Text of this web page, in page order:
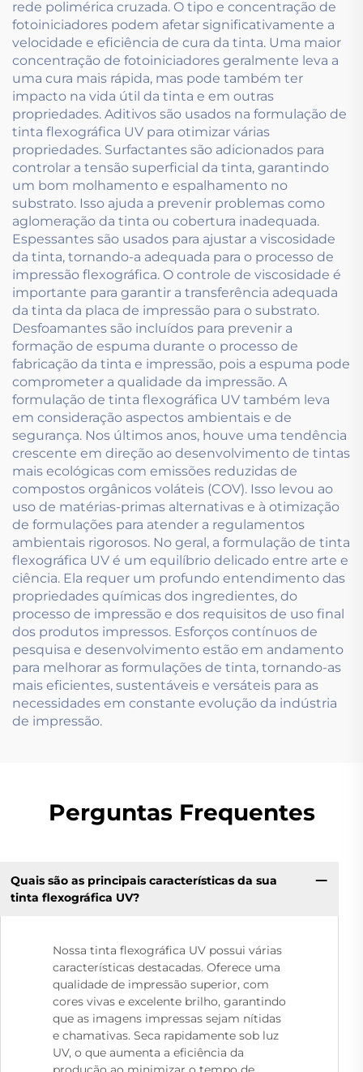
rede polimérica cruzada. O tipo e concentração de
fotoiniciadores podem afetar significativamente a
velocidade e eficiência de cura da tinta. Uma maior
concentração de fotoiniciadores geralmente leva a
uma cura mais rápida, mas pode também ter
impacto na vida útil da tinta e em outras
propriedades. Aditivos são usados na formulação de
tinta flexográfica UV para otimizar várias
propriedades. Surfactantes são adicionados para
controlar a tensão superficial da tinta, garantindo
um bom molhamento e espalhamento no
substrato. Isso ajuda a prevenir problemas como
aglomeração da tinta ou cobertura inadequada.
Espessantes são usados para ajustar a viscosidade
da tinta, tornando-a adequada para o processo de
impressão flexográfica. O controle de viscosidade é
importante para garantir a transferência adequada
da tinta da placa de impressão para o substrato.
Desfoamantes são incluídos para prevenir a
formação de espuma durante o processo de
fabricação da tinta e impressão, pois a espuma pode
comprometer a qualidade da impressão. A
formulação de tinta flexográfica UV também leva
em consideração aspectos ambientais e de
segurança. Nos últimos anos, houve uma tendência
crescente em direção ao desenvolvimento de tintas
mais ecológicas com emissões reduzidas de
compostos orgânicos voláteis (COV). Isso levou ao
uso de matérias-primas alternativas e à otimização
de formulações para atender a regulamentos
ambientais rigorosos. No geral, a formulação de tinta
flexográfica UV é um equilíbrio delicado entre arte e
ciência. Ela requer um profundo entendimento das
propriedades químicas dos ingredientes, do
processo de impressão e dos requisitos de uso final
dos produtos impressos. Esforços contínuos de
pesquisa e desenvolvimento estão em andamento
para melhorar as formulações de tinta, tornando-as
mais eficientes, sustentáveis e versáteis para as
necessidades em constante evolução da indústria
de impressão.
Perguntas Frequentes
Quais são as principais características da sua
tinta flexográfica UV?
Nossa tinta flexográfica UV possui várias
características destacadas. Oferece uma
qualidade de impressão superior, com
cores vivas e excelente brilho, garantindo
que as imagens impressas sejam nítidas
e chamativas. Seca rapidamente sob luz
UV, o que aumenta a eficiência da